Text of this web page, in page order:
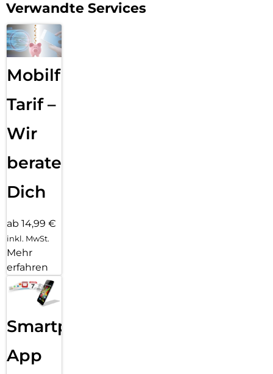
Verwandte Services
Mobilfunk
Tarif –
Wir
beraten
Dich
ab 14,99 €
inkl. MwSt.
Mehr
erfahren
Smartphone
App